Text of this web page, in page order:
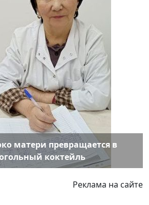
матери превращается в
коктейль
Реклама на сайте